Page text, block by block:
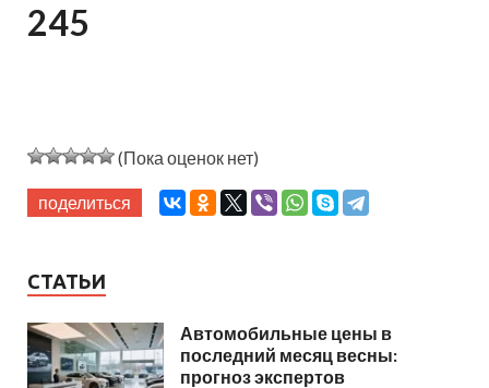
245
(Пока оценок нет)
поделиться
СТАТЬИ
Автомобильные цены в
последний месяц весны:
прогноз экспертов